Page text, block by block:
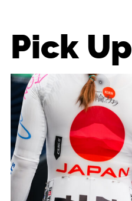
Pick Up